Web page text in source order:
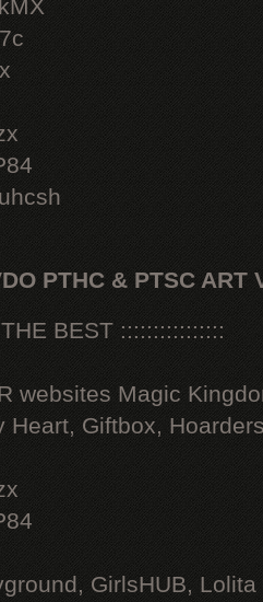
PTHC & PTSC ART
BEST ::::::::::::::::
websites Magic
Heart, Giftbox,
GirlsHUB, Lolita